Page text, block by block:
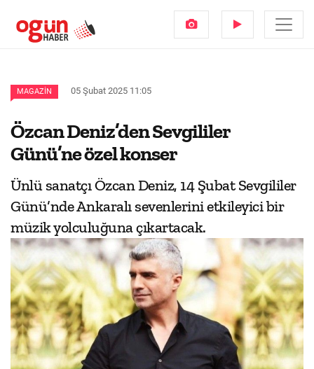
MAGAZIN 05 Şubat 2025 11:05
Özcan Deniz’den Sevgililer
Günü’ne özel konser
Ünlü sanatçı Özcan Deniz, 14 Şubat Sevgililer
Günü’nde Ankaralı sevenlerini etkileyici bir
müzik yolculuğuna çıkartacak.